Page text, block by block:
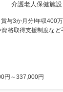
介護老人保健施
与3か月分!年収400
格取得支援制度など
円～337,000円